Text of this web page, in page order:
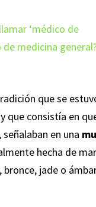
‘médico de
medicina
que se
que consistía en
en una
hecha de
jade o